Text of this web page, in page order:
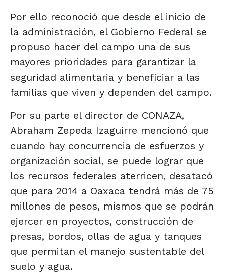
Por ello reconoció que desde el inicio de
la administración, el Gobierno Federal se
propuso hacer del campo una de sus
mayores prioridades para garantizar la
seguridad alimentaria y beneficiar a las
familias que viven y dependen del campo.
Por su parte el director de CONAZA,
Abraham Zepeda Izaguirre mencionó que
cuando hay concurrencia de esfuerzos y
organización social, se puede lograr que
los recursos federales aterricen, desatacó
que para 2014 a Oaxaca tendrá más de 75
millones de pesos, mismos que se podrán
ejercer en proyectos, construcción de
presas, bordos, ollas de agua y tanques
que permitan el manejo sustentable del
suelo y agua.